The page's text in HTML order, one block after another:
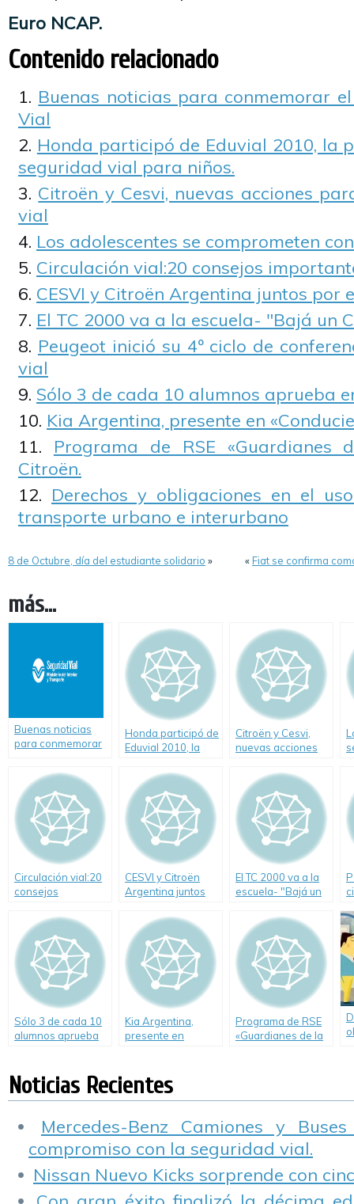
Euro NCAP.
Contenido relacionado
Buenas noticias para conmemorar
Vial
Honda participó de Eduvial 2010, la
seguridad vial para niños.
Citroën y Cesvi, nuevas acciones
vial
Los adolescentes se comprometen
Circulación vial:20 consejos
CESVI y Citroën Argentina juntos por
El TC 2000 va a la escuela- "Bajá un
Peugeot inició su 4º ciclo de
vial
Sólo 3 de cada 10 alumnos aprueba
Kia Argentina, presente en
Programa de RSE «Guardianes
Citroën.
Derechos y obligaciones en el
transporte urbano e interurbano
8 de Octubre, día del estudiante solidario » «Fiat se confirma
más...
Buenas noticias
para conmemorar
Seguridad Vial
Honda participó de
Eduvial 2010, la
de seguridad vial
para niños.
Citroën y Cesvi,
nuevas acciones
cambio vial
Circulación vial:20
consejos
CESVI y Citroën
Argentina juntos
defensivo
El TC 2000 va a la
escuela- "Bajá un
Sólo 3 de cada 10
alumnos aprueba
Kia Argentina,
presente en
Programa de RSE
«Guardianes de la
Noticias Recientes
Mercedes-Benz Camiones y
compromiso con la seguridad vial.
Nissan Nuevo Kicks sorprende con